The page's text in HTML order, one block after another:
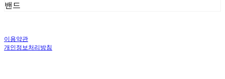
밴드
이용약관
개인정보처리방침